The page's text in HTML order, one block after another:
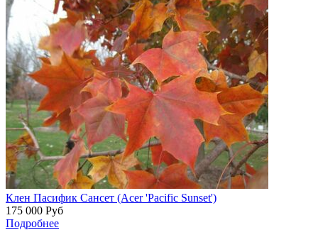
Клен Пасифик Сансет (Acer 'Pacific Sunset')
175 000 Руб
Подробнее